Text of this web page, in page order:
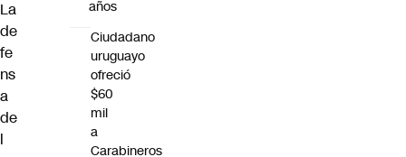
La
de
fe
ns
a
de
l
años
Ciudadano
uruguayo
ofreció
$60
mil
a
Carabineros